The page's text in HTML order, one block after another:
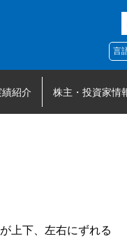
言
績紹介 株主・投資家情
上下、左右にずれる